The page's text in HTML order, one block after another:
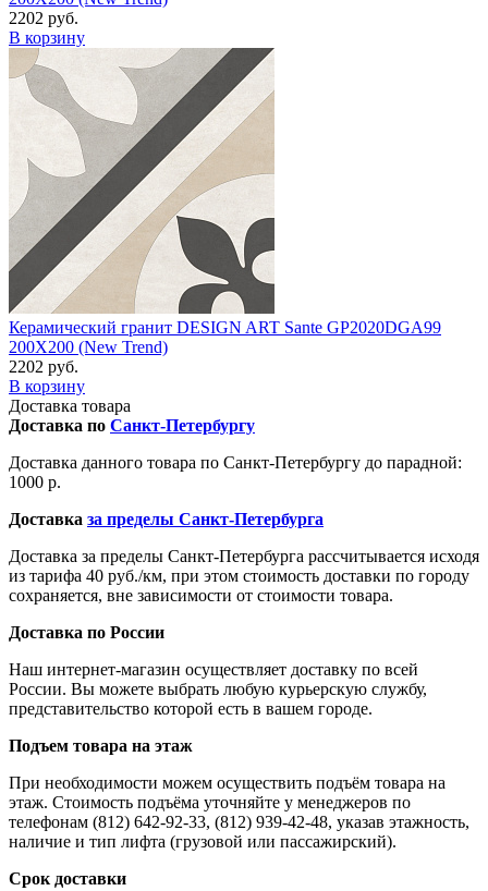
2202 руб.
В корзину
Керамический гранит DESIGN ART Sante GP2020DGA99
200X200 (New Trend)
2202 руб.
В корзину
Доставка товара
Доставка по Санкт-Петербургу
Доставка данного товара по Санкт-Петербургу до парадной:
1000 р.
Доставка за пределы Санкт-Петербурга
Доставка за пределы Санкт-Петербурга рассчитывается исходя
из тарифа 40 руб./км, при этом стоимость доставки по городу
сохраняется, вне зависимости от стоимости товара.
Доставка по России
Наш интернет-магазин осуществляет доставку по всей
России. Вы можете выбрать любую курьерскую службу,
представительство которой есть в вашем городе.
Подъем товара на этаж
При необходимости можем осуществить подъём товара на
этаж. Стоимость подъёма уточняйте у менеджеров по
телефонам (812) 642-92-33, (812) 939-42-48, указав этажность,
наличие и тип лифта (грузовой или пассажирский).
Срок доставки